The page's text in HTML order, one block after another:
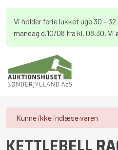
Vi holder ferie lukket uge 30 –
mandag d.10/08 fra kl. 08.30. Vi
danger
Kunne ikke indlæse varen